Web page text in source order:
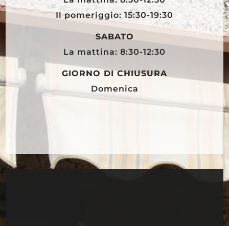
Il pomeriggio: 15:30-19:30
SABATO
La mattina: 8:30-12:30
GIORNO DI CHIUSURA
Domenica